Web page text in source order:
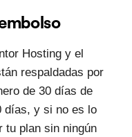
Hosting y el
respaldadas por
de 30 días de
días, y si no es lo
tu plan sin ningún